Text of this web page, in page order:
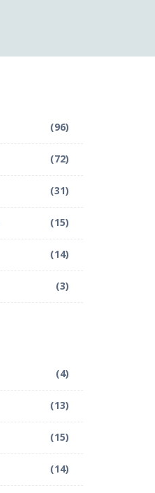
(96)
(72)
(31)
(15)
(14)
(3)
(4)
(13)
(15)
(14)